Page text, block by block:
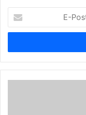
Posta
adresinizi